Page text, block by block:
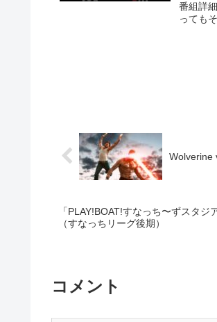
番組詳
っても
Wolverine
「PLAY!BOAT!すなっち〜ずスタ
（すなっちリーグ後期）
コメント